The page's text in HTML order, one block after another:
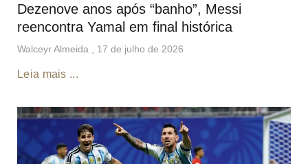
Dezenove anos após “banho”, Messi
reencontra Yamal em final histórica
Walceyr Almeida 17 de julho de 2026
Leia mais ...